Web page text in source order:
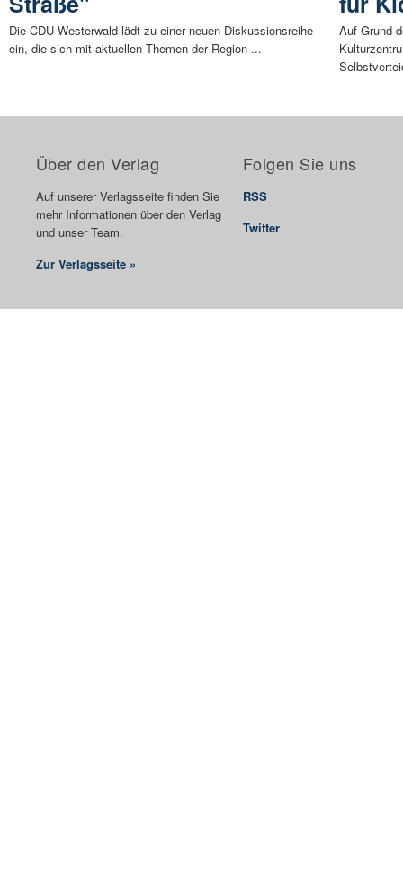
Die CDU Westerwald lädt zu einer neuen Diskussionsreihe
ein, die sich mit aktuellen Themen der Region ...
Auf Grund
Über den Verlag
Auf unserer Verlagsseite finden Sie
mehr Informationen über den Verlag
und unser Team.
Zur Verlagsseite »
Folgen Sie uns
RSS
Twitter